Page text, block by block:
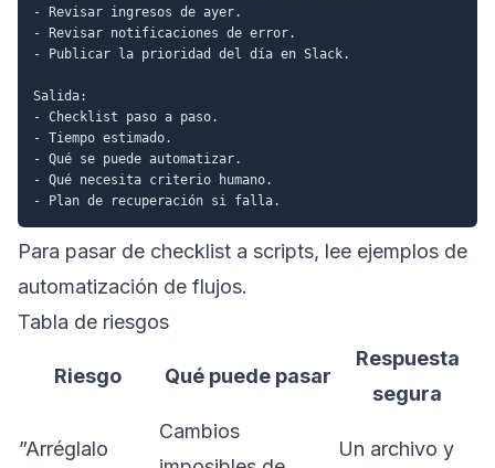
- Revisar ingresos de ayer.
- Revisar notificaciones de error.
- Publicar la prioridad del día en Slack.
Salida:
- Checklist paso a paso.
- Tiempo estimado.
- Qué se puede automatizar.
- Qué necesita criterio humano.
Para pasar de checklist a scripts, lee ejemplos de
automatización de flujos.
Tabla de riesgos
Riesgo Qué puede pasar
Respuesta
segura
”Arréglalo
Cambios
Un archivo y